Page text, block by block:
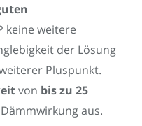
keine weitere
der Lösung
Pluspunkt.
von bis zu 25
aus.